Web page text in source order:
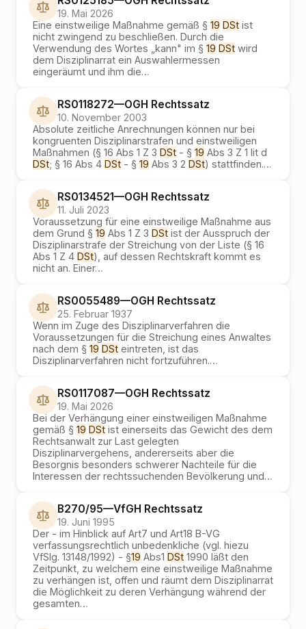
19. Mai 2026
Eine einstweilige Maßnahme gemäß § 19 DSt ist
nicht zwingend zu beschließen. Durch die
Verwendung des Wortes „kann" im § 19 DSt wird
dem Disziplinarrat ein Auswahlermessen
eingeräumt und ihm die…
RS0118272—OGH Rechtssatz
10. November 2003
Absolute zeitliche Anrechnungen können nur bei
kongruenten Disziplinarstrafen und einstweiligen
Maßnahmen (§ 16 Abs 1 Z 3 DSt - § 19 Abs 3 Z 1 lit d
DSt; § 16 Abs 4 DSt - § 19 Abs 3 2 DSt) stattfinden.…
RS0134521—OGH Rechtssatz
11. Juli 2023
Voraussetzung für eine einstweilige Maßnahme aus
dem Grund § 19 Abs 1 Z 3 DSt ist der Ausspruch der
Disziplinarstrafe der Streichung von der Liste (§ 16
Abs 1 Z 4 DSt), auf dessen Rechtskraft kommt es
nicht an. Einer…
RS0055489—OGH Rechtssatz
25. Februar 1937
Wenn im Zuge des Disziplinarverfahren die
Voraussetzungen für die Streichung eines Anwaltes
nach dem § 19 DSt eintreten, ist das
Disziplinarverfahren nicht fortzuführen.…
RS0117087—OGH Rechtssatz
19. Mai 2026
Bei der Verhängung einer einstweiligen Maßnahme
gemäß § 19 DSt ist einerseits das Gewicht des dem
Rechtsanwalt zur Last gelegten
Disziplinarvergehens, andererseits aber die
Besorgnis besonders schwerer Nachteile für die
Interessen der rechtssuchenden Bevölkerung und…
B270/95—VfGH Rechtssatz
19. Juni 1995
Der - im Hinblick auf Art7 und Art18 B-VG
verfassungsrechtlich unbedenkliche (vgl. hiezu
VfSlg. 13148/1992) - §19 Abs1 DSt 1990 läßt den
Zeitpunkt, zu welchem eine einstweilige Maßnahme
zu verhängen ist, offen und räumt dem Disziplinarrat
die Möglichkeit zu deren Verhängung während der
gesamten…